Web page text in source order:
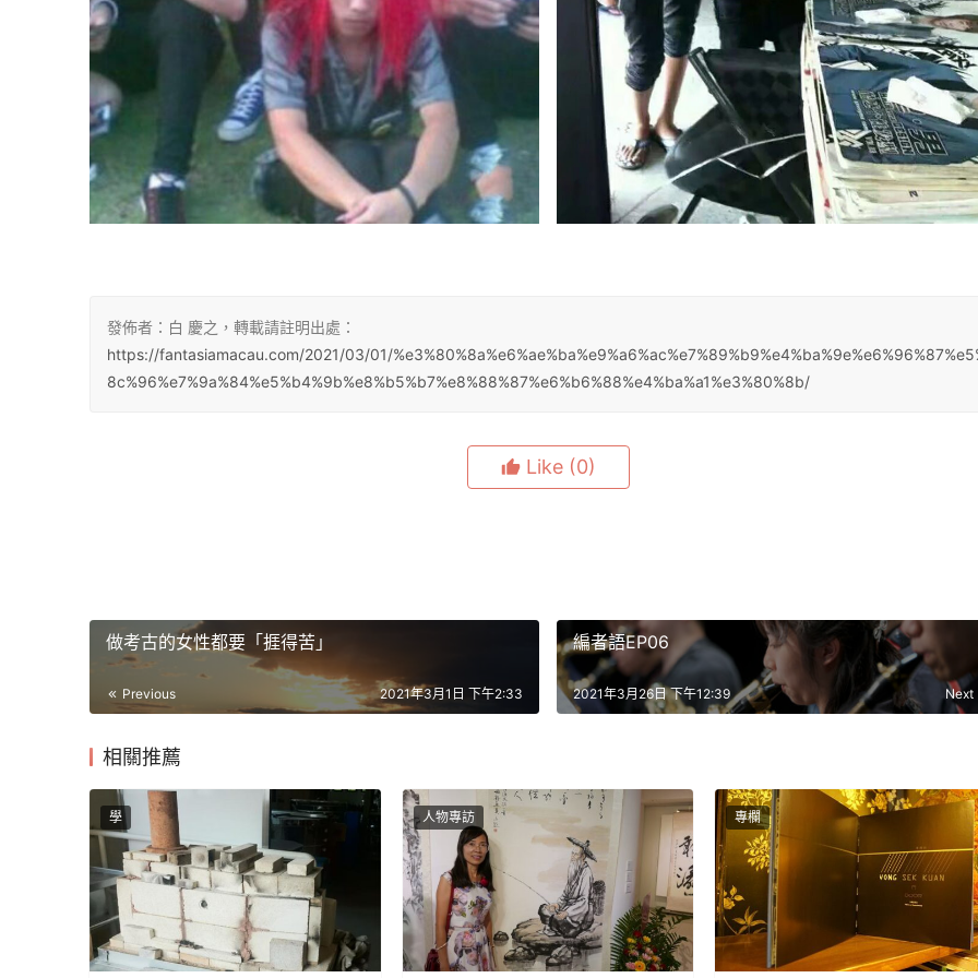
發佈者：白 慶之，轉載請註明出處：
https://fantasiamacau.com/2021/03/01/
8c%96%e7%9a%84%e5%b4%9b%e8%b5%b7%e8%88%87%e6%b6%88%e4%ba%a1%e3%80%8b/
Like (0)
做考古的女性都要「捱得苦」
Previous 2021年3月1日 下午2:33
編者語EP06
Next
2021年3月26日 下午12:39
相關推薦
學 人物專訪 專欄